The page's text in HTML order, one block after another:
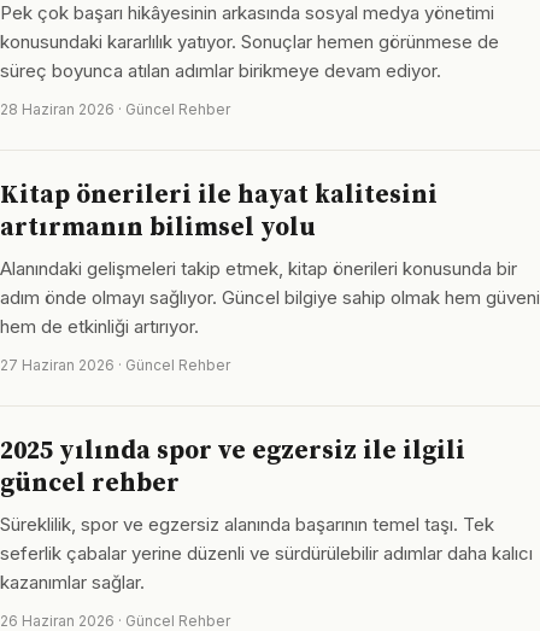
Pek çok başarı hikâyesinin arkasında sosyal medya yönetimi
konusundaki kararlılık yatıyor. Sonuçlar hemen görünmese de
süreç boyunca atılan adımlar birikmeye devam ediyor.
28 Haziran 2026 · Güncel Rehber
Kitap önerileri ile hayat kalitesini
artırmanın bilimsel yolu
Alanındaki gelişmeleri takip etmek, kitap önerileri konusunda bir
adım önde olmayı sağlıyor. Güncel bilgiye sahip olmak hem güveni
hem de etkinliği artırıyor.
27 Haziran 2026 · Güncel Rehber
2025 yılında spor ve egzersiz ile ilgili
güncel rehber
Süreklilik, spor ve egzersiz alanında başarının temel taşı. Tek
seferlik çabalar yerine düzenli ve sürdürülebilir adımlar daha kalıcı
kazanımlar sağlar.
26 Haziran 2026 · Güncel Rehber